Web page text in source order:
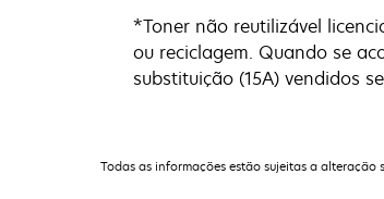
*Toner não reutilizável
ou reciclagem. Quando se
substituição (15A) vendidos
Todas as informações estão sujeitas a alteração